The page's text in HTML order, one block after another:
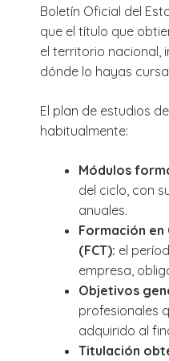
Boletín Oficial del
que el título que
el territorio nacional,
dónde lo hayas
El plan de estudios
habitualmente:
Módulos
del ciclo, con
anuales.
Formación en
(FCT): el
empresa,
Objetivos
profesionales
adquirido al
Titulación